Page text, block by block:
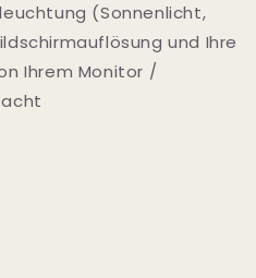
(Sonnenlicht,
und Ihre
Ihrem Monitor /